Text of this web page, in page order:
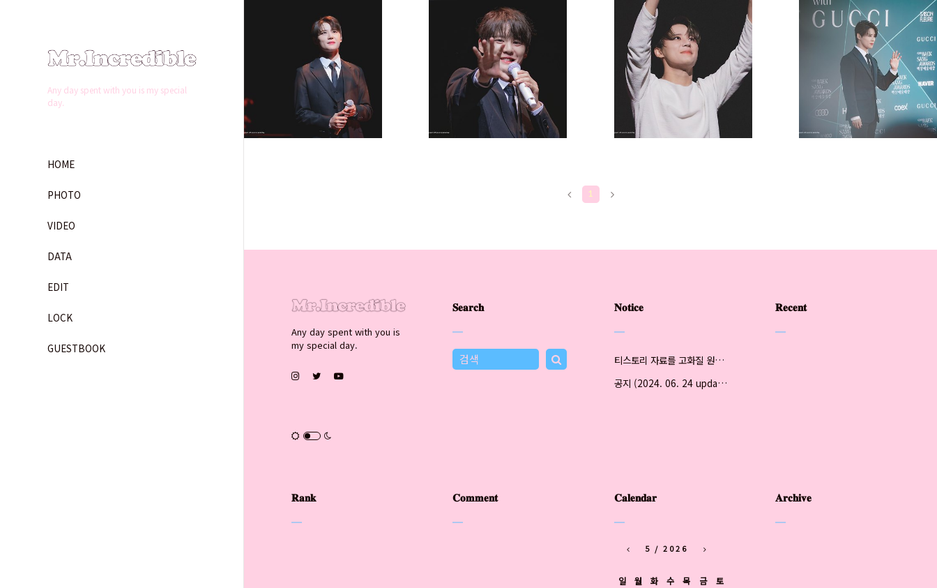
Any day spent with you is my special
day.
HOME
PHOTO
VIDEO
DATA
EDIT
LOCK
GUESTBOOK
PHOTO PHOTO PHOTO PHOTO
1
Any day spent with you is
my special day.
𝐒𝐞𝐚𝐫𝐜𝐡 𝐍𝐨𝐭𝐢𝐜𝐞
티스토리 자료를 고화질 원본으로 저장하는 법 (updated 2024.07.03)
공지 (2024. 06. 24 updated)
𝐑𝐞𝐜𝐞𝐧𝐭
𝐑𝐚𝐧𝐤 𝐂𝐨𝐦𝐦𝐞𝐧𝐭 𝐂𝐚𝐥𝐞𝐧𝐝𝐚𝐫
5 / 2026
일 월 화 수 목 금
토
𝐀𝐫𝐜𝐡𝐢𝐯𝐞